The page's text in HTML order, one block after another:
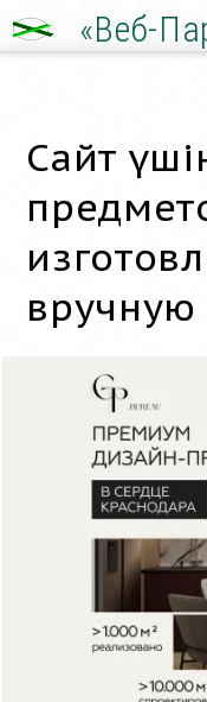
«Веб-
Сайт
вручную